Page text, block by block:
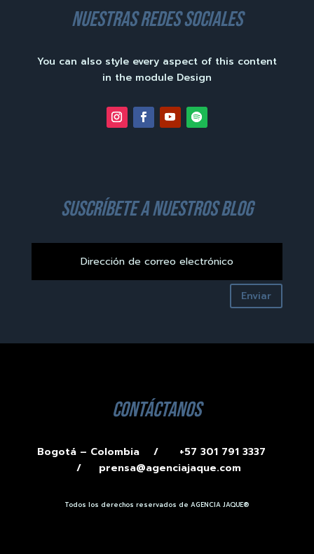
nuestras redes sociales
You can also style every aspect of this content
in the module Design
suscríbete a nuestros blog
Enviar
contáctanos
Bogotá – Colombia /
+57 301 791 3337
/ prensa@agenciajaque.com
Todos los derechos reservados de AGENCIA JAQUE®